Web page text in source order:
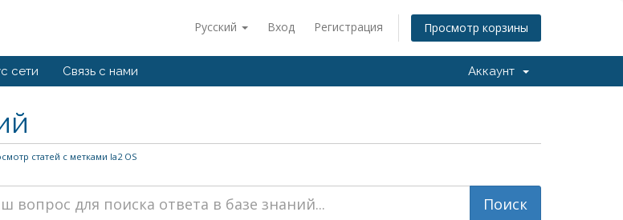
Русский Вход Регистрация Просмотр корзины
сети Связь с нами Аккаунт
статей с метками la2 OS